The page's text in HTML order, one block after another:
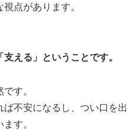
点があります。
える」ということです。
す。
不安になるし、つい口を出
す。